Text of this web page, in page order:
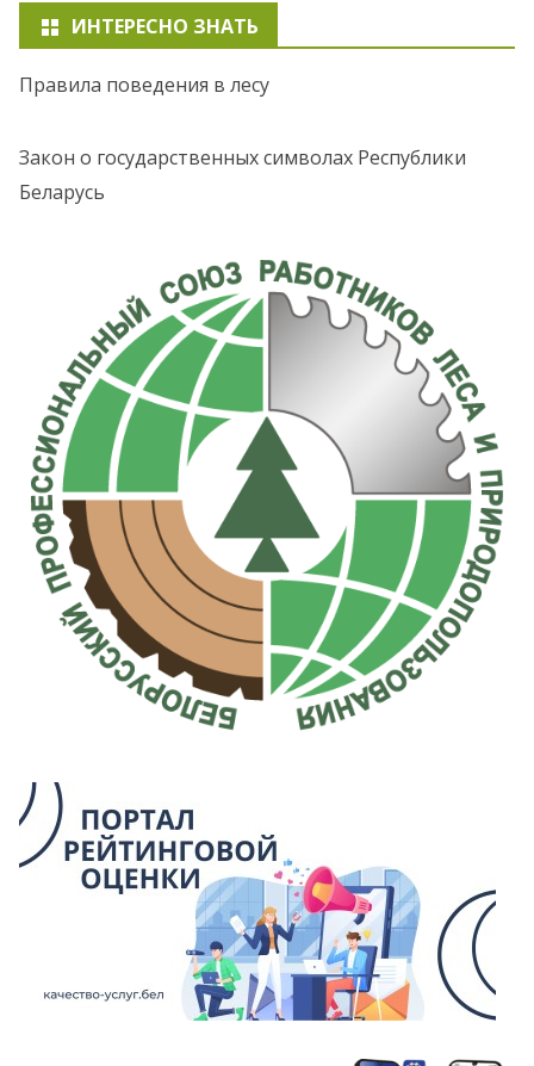
ИНТЕРЕСНО ЗНАТЬ
Правила поведения в лесу
Закон о государственных символах Республики
Беларусь